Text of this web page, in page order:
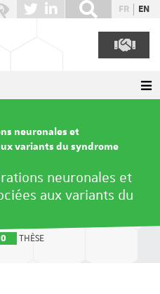
FR EN
neuronales et
variants du syndrome
neuronales et
aux variants du
THÈSE